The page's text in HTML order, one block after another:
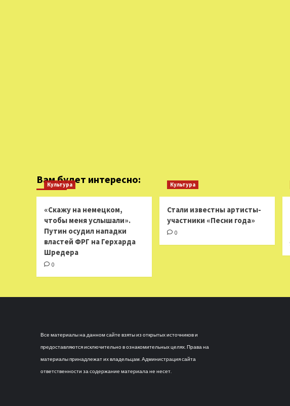
Вам будет интересно:
Культура
«Скажу на немецком,
чтобы меня услышали».
Путин осудил нападки
властей ФРГ на Герхарда
Шредера
0
Культура
Стали известны артисты-
участники «Песни года»
0
Все материалы на данном сайте взяты из открытых источников и
предоставляются исключительно в ознакомительных целях. Права на
материалы принадлежат их владельцам. Администрация сайта
ответственности за содержание материала не несет.